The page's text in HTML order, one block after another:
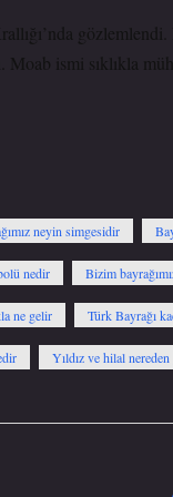
ismi sıklıkla
neyin simgesidir
nedir Bizim
ne gelir Türk Bayrağı
Yıldız ve hilal